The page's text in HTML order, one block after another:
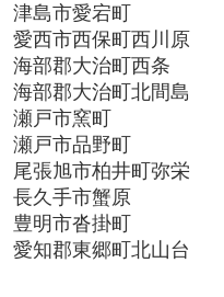
津島市愛宕町
愛西市西保町西川原
海部郡大治町西条
海部郡大治町北間島
瀬戸市窯町
瀬戸市品野町
尾張旭市柏井町弥栄
長久手市蟹原
豊明市沓掛町
愛知郡東郷町北山台